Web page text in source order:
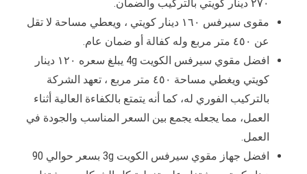
٢٧٠ دينار كويتي بالتركيب والضمان.
مقوى سيرفس ١٦٠ دينار كويتي ، ويعطي مساحة لا تقل
عن ٤٥٠ متر مربع وله كفالة أو ضمان عام.
افضل مقوي سيرفس الكويت 4g يبلغ سعره ١٢٠ دينار
كويتي ويغطي مساحة ٤٥٠ متر مربع ، تعهد الشركة
بالتركيب الفوري له، كما أنه يتمتع بالكفاءة العالية أثناء
العمل، مما يجعله يجمع بين السعر المناسب والجودة في
العمل.
افضل جهاز مقوي سيرفس الكويت 3g بسعر حوالي 90